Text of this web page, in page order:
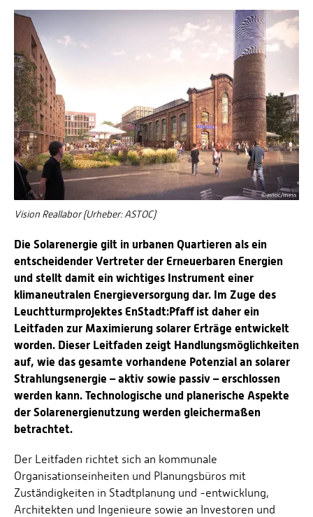
Fuel Cell Centre Rheinland-Pfalz
P2Broker
Perival
Robotix-Academy
S.U.N.-Projekt
Umweltinformationssysteme
Örtlicher Personalrat
Personensuche
Vision Reallabor (Urheber: ASTOC)
Die Solarenergie gilt in urbanen Quartieren als ein
entscheidender Vertreter der Erneuerbaren Energien
und stellt damit ein wichtiges Instrument einer
klimaneutralen Energieversorgung dar. Im Zuge des
Leuchtturmprojektes EnStadt:Pfaff ist daher ein
Leitfaden zur Maximierung solarer Erträge entwickelt
worden. Dieser Leitfaden zeigt Handlungsmöglichkeiten
auf, wie das gesamte vorhandene Potenzial an solarer
Strahlungsenergie – aktiv sowie passiv – erschlossen
werden kann. Technologische und planerische Aspekte
der Solarenergienutzung werden gleichermaßen
betrachtet.
Der Leitfaden richtet sich an kommunale
Organisationseinheiten und Planungsbüros mit
Zuständigkeiten in Stadtplanung und -entwicklung,
Architekten und Ingenieure sowie an Investoren und